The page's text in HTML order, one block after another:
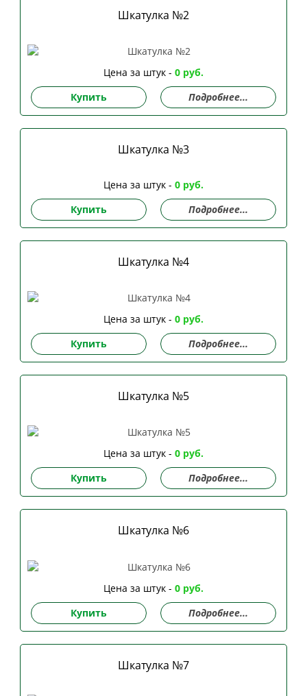
Шкатулка №2
Цена за штук - 0 руб.
Купить
Подробнее...
Шкатулка №3
Цена за штук - 0 руб.
Купить
Подробнее...
Шкатулка №4
Цена за штук - 0 руб.
Купить
Подробнее...
Шкатулка №5
Цена за штук - 0 руб.
Купить
Подробнее...
Шкатулка №6
Цена за штук - 0 руб.
Купить
Подробнее...
Шкатулка №7